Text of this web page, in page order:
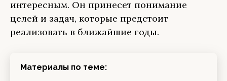
интересным. Он принесет понимание
целей и задач, которые предстоит
реализовать в ближайшие годы.
Материалы по теме: